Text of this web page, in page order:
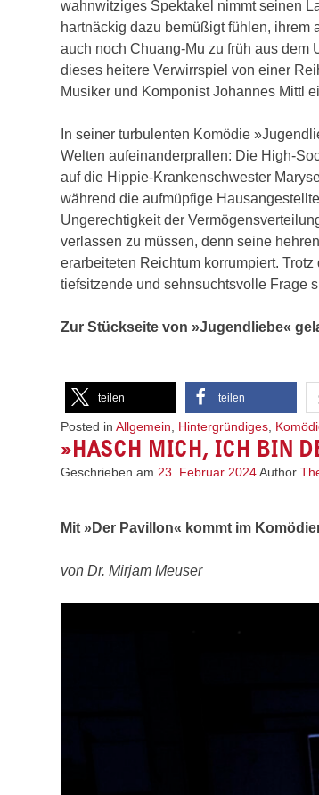
wahnwitziges Spektakel nimmt seinen
hartnäckig dazu bemüßigt fühlen, ihrem
auch noch Chuang-Mu zu früh aus dem
dieses heitere Verwirrspiel von einer
Musiker und Komponist Johannes Mittl
In seiner turbulenten Komödie
Welten aufeinanderprallen: Die High-
auf die Hippie-Krankenschwester
während die aufmüpfige
Ungerechtigkeit der
verlassen zu müssen, denn seine
erarbeiteten Reichtum korrumpiert.
tiefsitzende und sehnsuchtsvolle Frage
Zur Stückseite von »Jugendliebe«
teilen teilen
Posted in Allgemein, Hintergründiges,
»HASCH MICH, ICH BIN
Geschrieben am 23. Februar 2024Author
Mit »Der Pavillon« kommt im
von Dr. Mirjam Meuser